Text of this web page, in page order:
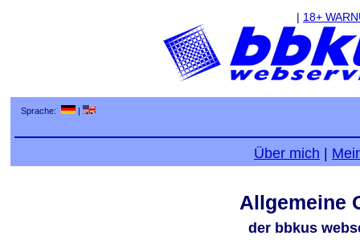
| 18+
Sprache: |
Über mich
Allgemeine
der bbkus